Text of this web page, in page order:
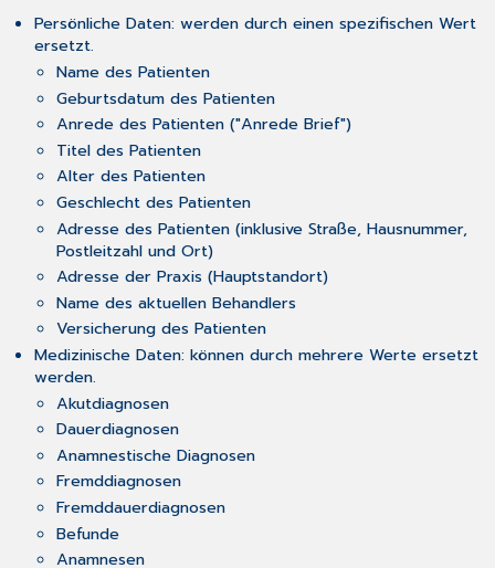
Persönliche Daten: werden durch einen spezifischen Wert
ersetzt.
Name des Patienten
Geburtsdatum des Patienten
Anrede des Patienten ("Anrede Brief")
Titel des Patienten
Alter des Patienten
Geschlecht des Patienten
Adresse des Patienten (inklusive Straße, Hausnummer,
Postleitzahl und Ort)
Adresse der Praxis (Hauptstandort)
Name des aktuellen Behandlers
Versicherung des Patienten
Medizinische Daten: können durch mehrere Werte ersetzt
werden.
Akutdiagnosen
Dauerdiagnosen
Anamnestische Diagnosen
Fremddiagnosen
Fremddauerdiagnosen
Befunde
Anamnesen